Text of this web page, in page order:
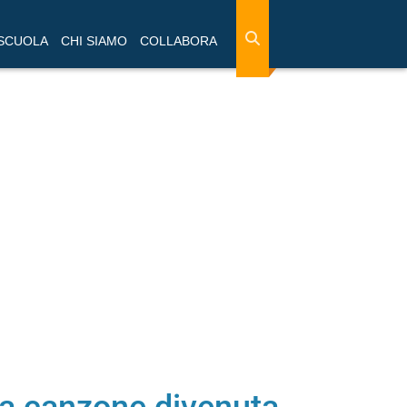
CHI SIAMO COLLABORA